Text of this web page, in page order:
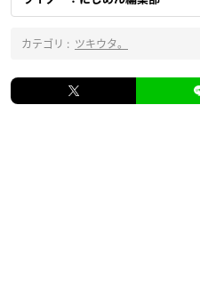
カテゴリ : ツキウタ。